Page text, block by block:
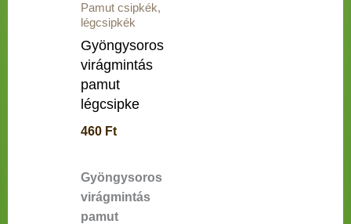
Pamut csipkék,
légcsipkék
Gyöngysoros
virágmintás
pamut
légcsipke
460 Ft
Gyöngysoros
virágmintás
pamut